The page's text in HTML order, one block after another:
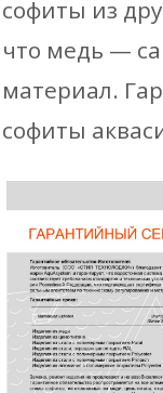
софиты из
что медь —
материал.
софиты